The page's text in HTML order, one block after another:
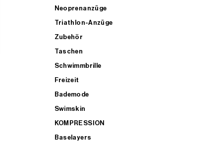
Neoprenanzüge
Triathlon-Anzüge
Zubehör
Taschen
Schwimmbrille
Freizeit
Bademode
Swimskin
KOMPRESSION
Baselayers